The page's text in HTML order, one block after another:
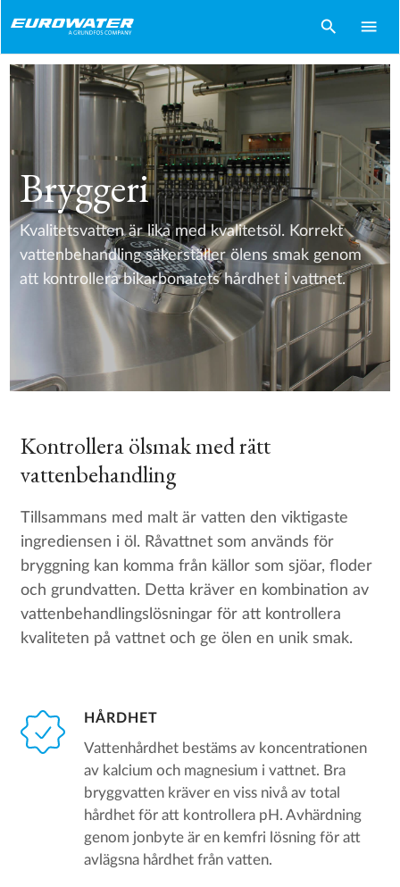
search menu
Bryggeri
Kvalitetsvatten är lika med kvalitetsöl. Korrekt
vattenbehandling säkerställer ölens smak genom
att kontrollera bikarbonatets hårdhet i vattnet.
Kontrollera ölsmak med rätt
vattenbehandling
Tillsammans med malt är vatten den viktigaste
ingrediensen i öl. Råvattnet som används för
bryggning kan komma från källor som sjöar, floder
och grundvatten. Detta kräver en kombination av
vattenbehandlingslösningar för att kontrollera
kvaliteten på vattnet och ge ölen en unik smak.
HÅRDHET
Vattenhårdhet bestäms av koncentrationen
av kalcium och magnesium i vattnet. Bra
bryggvatten kräver en viss nivå av total
hårdhet för att kontrollera pH. Avhärdning
genom jonbyte är en kemfri lösning för att
avlägsna hårdhet från vatten.